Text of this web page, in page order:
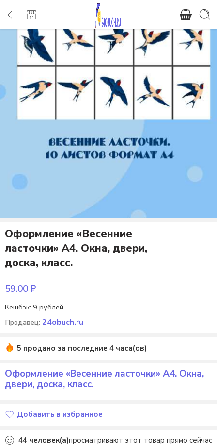
Оформление «Весенние
ласточки» А4. Окна, двери,
доска, класс.
59,00₽
Кешбэк: 9 рублей
Продавец: 24obuch.ru
5 продано за последние 4 часа(ов)
Оформление «Весенние ласточки» А4. Окна,
двери, доска, класс.
Добавить в избранное
44 человек(а)просматривают этот товар прямо сейчас